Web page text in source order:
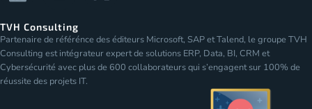
TVH Consulting
Partenaire de référénce des éditeurs Microsoft, SAP et Talend, le groupe TVH
Consulting est intégrateur expert de solutions ERP, Data, BI, CRM et
Cybersécurité avec plus de 600 collaborateurs qui s’engagent sur 100% de
réussite des projets IT.